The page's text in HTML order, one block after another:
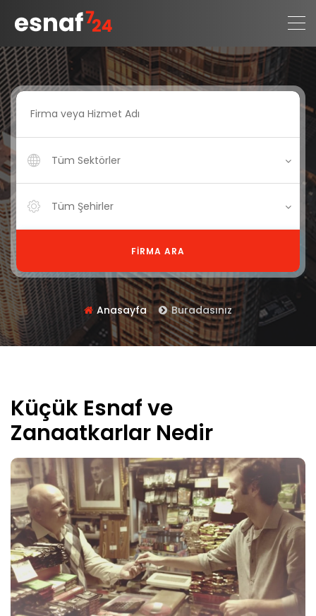
Tüm Sektörler
Tüm Şehirler
FIRMA ARA
Anasayfa Buradasınız
Küçük Esnaf ve
Zanaatkarlar Nedir